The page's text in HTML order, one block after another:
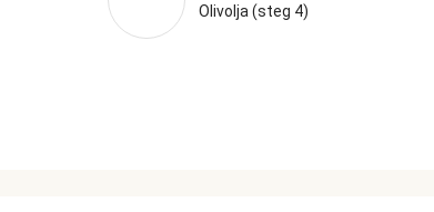
Olivolja (steg 4)